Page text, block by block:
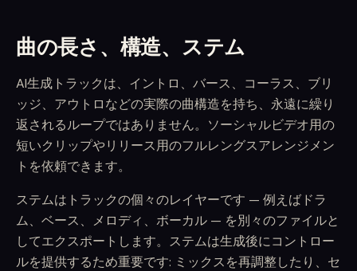
曲の長さ、構造、ステム
AI生成トラックは、イントロ、バース、コーラス、ブリ
ッジ、アウトロなどの実際の曲構造を持ち、永遠に繰り
返されるループではありません。ソーシャルビデオ用の
短いクリップやリリース用のフルレングスアレンジメン
トを依頼できます。
ステムはトラックの個々のレイヤーです — 例えばドラ
ム、ベース、メロディ、ボーカル — を別々のファイルと
してエクスポートします。ステムは生成後にコントロー
ルを提供するため重要です: ミックスを再調整したり、セ